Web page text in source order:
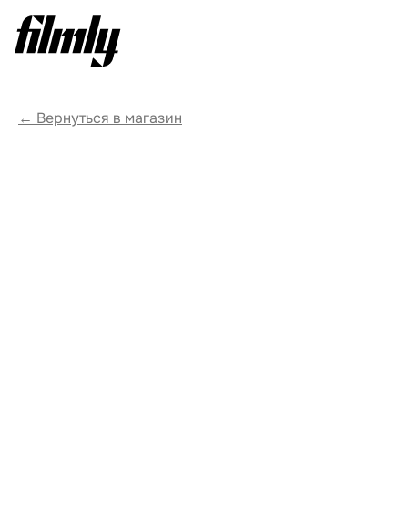
Вернуться в магазин